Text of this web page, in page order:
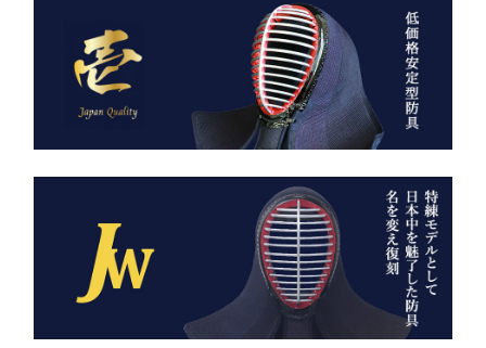
袴、その風合いをぜひご体
感ください。
8800 木綿袴 ―
武州金橋8800 木綿袴
（小島染織工業） × 熊本
「見た目だけ」では終わら
せない、本物の品質があり
ます。
ただ運ぶための袋ではあり
これは、
強さ・品格・こだわりをま
とうための竹刀袋。
持つだけで気持ちが引き締